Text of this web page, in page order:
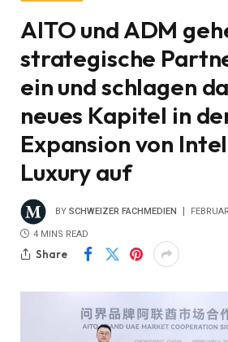
AITO und ADM
strategische
ein und schlagen
neues Kapitel in
Expansion von
Luxury auf
BY SCHWEIZER FACHMEDIEN
4 MINS READ
Share